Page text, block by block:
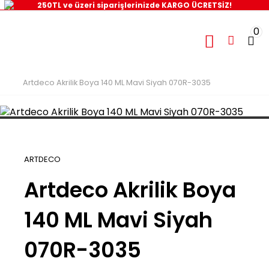
250TL ve üzeri siparişlerinizde KARGO ÜCRETSİZ!
0
Artdeco Akrilik Boya 140 ML Mavi Siyah 070R-3035
ARTDECO
Artdeco Akrilik Boya
140 ML Mavi Siyah
070R-3035